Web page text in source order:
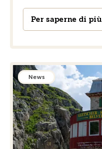
Per saperne di più
News